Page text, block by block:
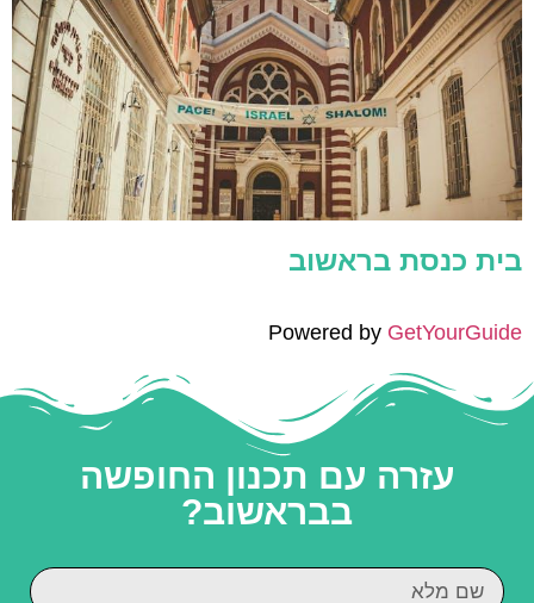
בית כנסת בראשוב
Powered by GetYourGuide
עזרה עם תכנון החופשה
בבראשוב?